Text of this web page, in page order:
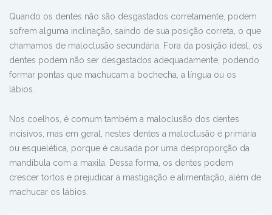
Quando os dentes não são desgastados corretamente, podem
sofrem alguma inclinação, saindo de sua posição correta, o que
chamamos de maloclusão secundária. Fora da posição ideal, os
dentes podem não ser desgastados adequadamente, podendo
formar pontas que machucam a bochecha, a língua ou os
lábios.
Nos coelhos, é comum também a maloclusão dos dentes
incisivos, mas em geral, nestes dentes a maloclusão é primária
ou esquelética, porque é causada por uma desproporção da
mandíbula com a maxila. Dessa forma, os dentes podem
crescer tortos e prejudicar a mastigação e alimentação, além de
machucar os lábios.